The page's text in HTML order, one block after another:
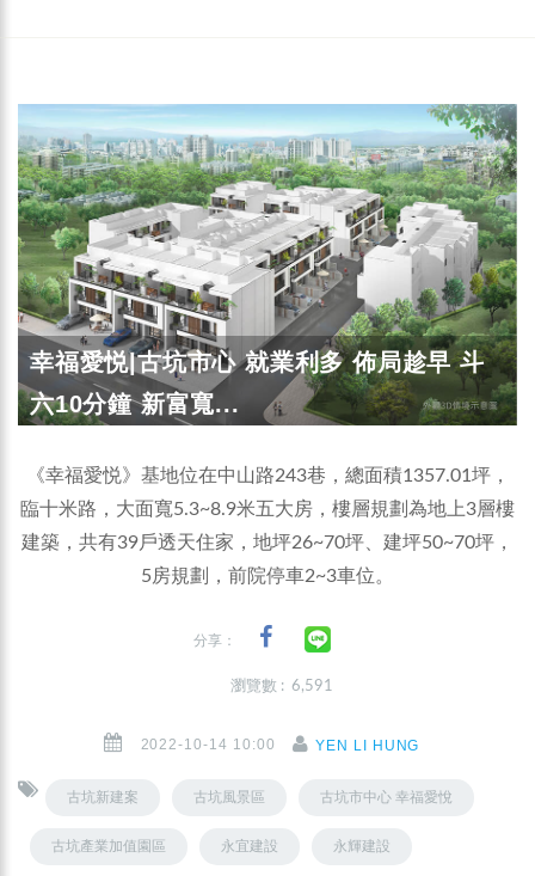
幸福愛悦|古坑市心 就業利多 佈局趁早 斗
六10分鐘 新富寬...
《幸福愛悦》基地位在中山路243巷，總面積1357.01坪，
臨十米路，大面寬5.3~8.9米五大房，樓層規劃為地上3層樓
建築，共有39戶透天住家，地坪26~70坪、建坪50~70坪，
5房規劃，前院停車2~3車位。
分享：
瀏覽數 : 6,591
2022-10-14 10:00 YEN LI HUNG
古坑新建案 古坑風景區 古坑市中心 幸福愛悅
古坑產業加值園區 永宜建設 永輝建設